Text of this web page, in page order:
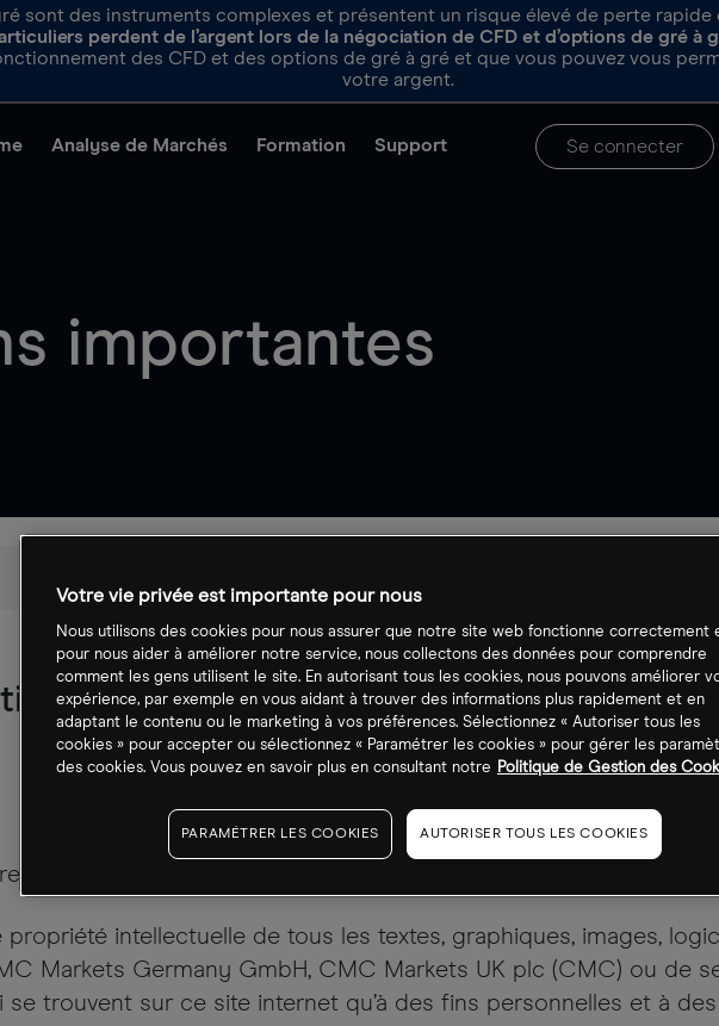
sont des instruments complexes et présentent un risque élevé de perte rapide
perdent de l’argent lors de la négociation de CFD et d’options de gré à
des CFD et des options de gré à gré et que vous pouvez vous
votre argent.
Analyse de Marchés Formation Support Se connecter
importantes
du site Internet
aux CFD ne sont pas disponibles aux résidants américains.
intellectuelle de tous les textes, graphiques, images,
Markets Germany GmbH, CMC Markets UK plc (CMC) ou de
trouvent sur ce site internet qu’à des fins personnelles et à
Votre vie privée est importante pour nous
Nous utilisons des cookies pour nous assurer que notre site web fonctionne correctement
pour nous aider à améliorer notre service, nous collectons des données pour comprendre
comment les gens utilisent le site. En autorisant tous les cookies, nous pouvons améliorer
expérience, par exemple en vous aidant à trouver des informations plus rapidement et en
adaptant le contenu ou le marketing à vos préférences. Sélectionnez « Autoriser tous les
cookies » pour accepter ou sélectionnez « Paramétrer les cookies » pour gérer les
des cookies. Vous pouvez en savoir plus en consultant notre
Politique de Gestion des
PARAMÉTRER LES COOKIES AUTORISER TOUS LES COOKIES